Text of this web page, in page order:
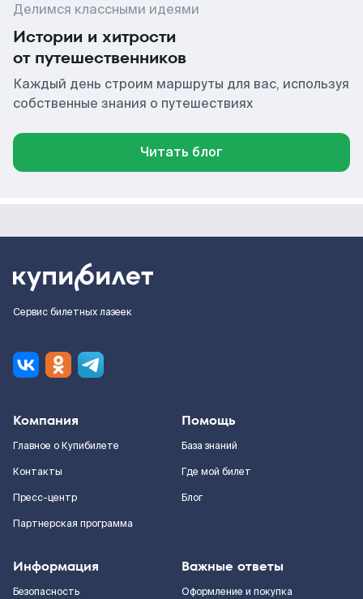
Делимся классными идеями
Истории и хитрости
от путешественников
Каждый день строим маршруты для вас, используя
собственные знания о путешествиях
Читать блог
Сервис билетных лазеек
Компания
Главное о Купибилете
Контакты
Пресс-центр
Партнерская программа
Помощь
База знаний
Где мой билет
Блог
Информация
Безопасность
Важные ответы
Оформление и покупка